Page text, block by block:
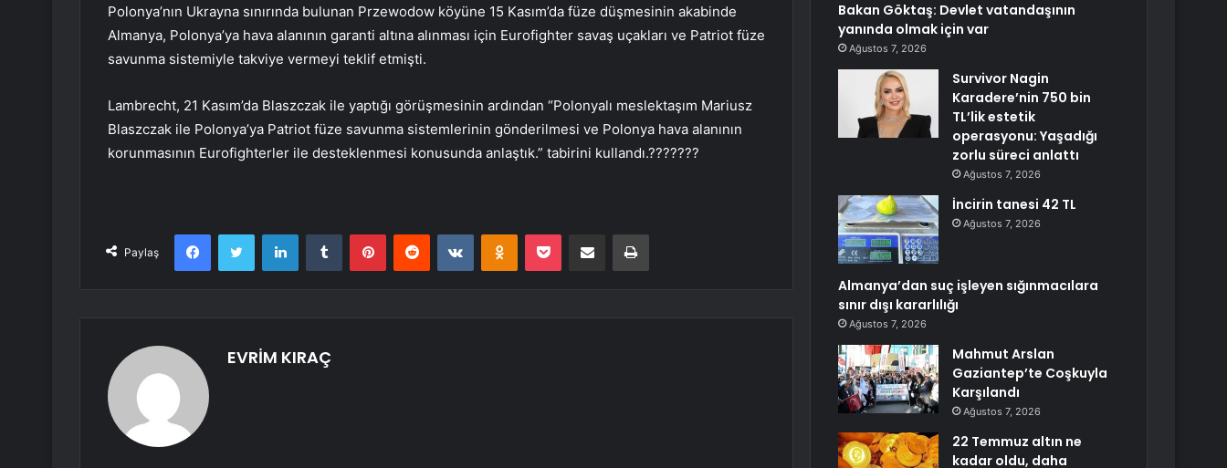
Polonya’nın Ukrayna sınırında bulunan Przewodow köyüne 15 Kasım’da füze düşmesinin akabinde
Almanya, Polonya’ya hava alanının garanti altına alınması için Eurofighter savaş uçakları ve Patriot füze
savunma sistemiyle takviye vermeyi teklif etmişti.
Lambrecht, 21 Kasım’da Blaszczak ile yaptığı görüşmesinin ardından “Polonyalı meslektaşım Mariusz
Blaszczak ile Polonya’ya Patriot füze savunma sistemlerinin gönderilmesi ve Polonya hava alanının
korunmasının Eurofighterler ile desteklenmesi konusunda anlaştık.” tabirini kullandı.???????
Paylaş
FacebookTwitter LinkedInTumblr PinterestReddit VKontakteOdnoklassniki
Pocket E-Posta ile paylaş Yazdır
EVRİM KIRAÇ
Bakan Göktaş: Devlet vatandaşının
yanında olmak için var
Ağustos 7, 2026
Survivor Nagin
Karadere’nin 750 bin
TL’lik estetik
operasyonu: Yaşadığı
zorlu süreci anlattı
Ağustos 7, 2026
İncirin tanesi 42 TL
Ağustos 7, 2026
Almanya’dan suç işleyen sığınmacılara
sınır dışı kararlılığı
Ağustos 7, 2026
Mahmut Arslan
Gaziantep’te Coşkuyla
Karşılandı
Ağustos 7, 2026
22 Temmuz altın ne
kadar oldu, daha